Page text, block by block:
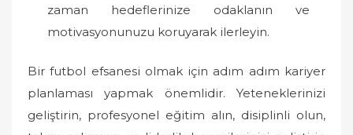
zaman hedeflerinize odaklanın ve
motivasyonunuzu koruyarak ilerleyin.
Bir futbol efsanesi olmak için adım adım kariyer
planlaması yapmak önemlidir. Yeteneklerinizi
geliştirin, profesyonel eğitim alın, disiplinli olun,